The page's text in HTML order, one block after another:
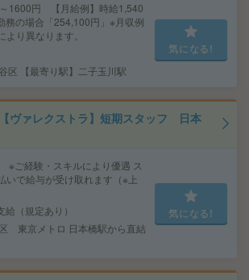
1600円 【月給例】時給1,540
の場合「254,100円」※月収例
り異なります。
区 【最寄り駅】二子玉川駅
気になる!
ヴァレクストラ】短期スタッフ 日本
ご経験・スキルにより優遇 ス
いで給与が受け取れます（※上
（規定あり）
東京メトロ 日本橋駅から直結
気になる!